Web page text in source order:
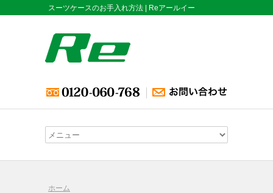
スーツケースのお手入れ方法 | Reアールイー
ホーム